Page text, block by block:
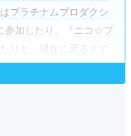
プラチナムプロダクシ
参加したり、『ニコ☆プ
りと、現在に至るまで
･ω･)ﾉ!! 最近では朝の情
ドラマ『生田家の朝』に
ィ番組『すイエんサ
していてすごい( ·∀·)！